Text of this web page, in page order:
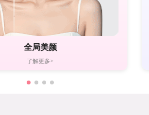
全局美颜
了解更多>